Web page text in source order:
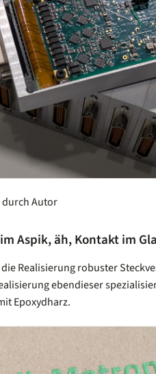
Autor
Aspik, äh, Kontakt im
Realisierung robuster
ebendieser
Epoxydharz.